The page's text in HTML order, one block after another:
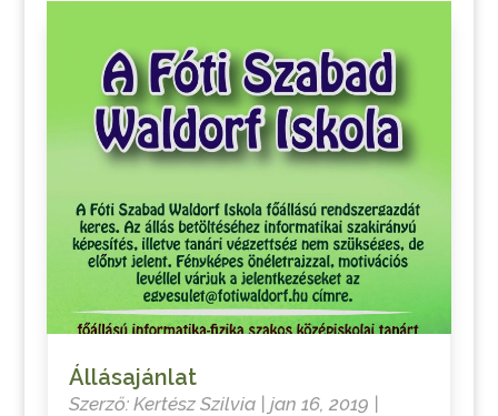
Állásajánlat
Szerző: Kertész Szilvia| jan 16, 2019 |